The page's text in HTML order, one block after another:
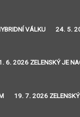
VÁLKU 24. 5.
6. 2026 ZELENSKÝ JE
19. 7. 2026 ZELENSKÝ